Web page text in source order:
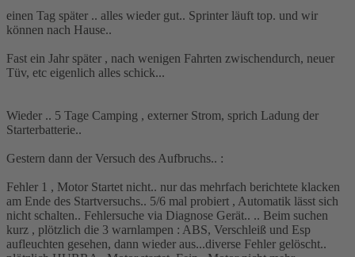
einen Tag später .. alles wieder gut.. Sprinter läuft top. und wir
können nach Hause..
Fast ein Jahr später , nach wenigen Fahrten zwischendurch, neuer
Tüv, etc eigenlich alles schick...
Wieder .. 5 Tage Camping , externer Strom, sprich Ladung der
Starterbatterie..
Gestern dann der Versuch des Aufbruchs.. :
Fehler 1 , Motor Startet nicht.. nur das mehrfach berichtete klacken
am Ende des Startversuchs.. 5/6 mal probiert , Automatik lässt sich
nicht schalten.. Fehlersuche via Diagnose Gerät.. .. Beim suchen
kurz , plötzlich die 3 warnlampen : ABS, Verschleiß und Esp
aufleuchten gesehen, dann wieder aus...diverse Fehler gelöscht..